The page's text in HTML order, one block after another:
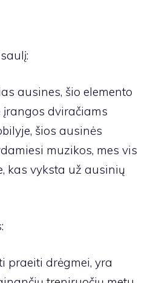
ausines, šio elemento
įrangos dviračiams
šios ausinės
muzikos, mes vis
kas vyksta už ausinių
praeiti drėgmei, yra